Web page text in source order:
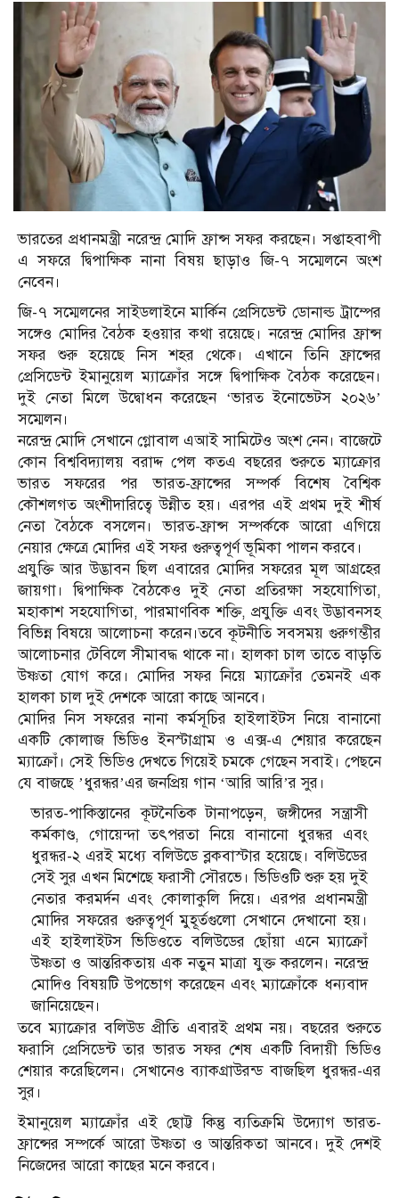
ভারতের প্রধানমন্ত্রী নরেন্দ্র মোদি ফ্রান্স সফর করছেন। সপ্তাহবাপী
এ সফরে দ্বিপাক্ষিক নানা বিষয় ছাড়াও জি-৭ সম্মেলনে অংশ
নেবেন।
জি-৭ সম্মেলনের সাইডলাইনে মার্কিন প্রেসিডেন্ট ডোনাল্ড ট্রাম্পের
সঙ্গেও মোদির বৈঠক হওয়ার কথা রয়েছে। নরেন্দ্র মোদির ফ্রান্স
সফর শুরু হয়েছে নিস শহর থেকে। এখানে তিনি ফ্রান্সের
প্রেসিডেন্ট ইমানুয়েল ম্যাক্রোঁর সঙ্গে দ্বিপাক্ষিক বৈঠক করেছেন।
দুই নেতা মিলে উদ্বোধন করেছেন ‘ভারত ইনোভেটস ২০২৬’
সম্মেলন।
নরেন্দ্র মোদি সেখানে গ্লোবাল এআই সামিটেও অংশ নেন। বাজেটে
কোন বিশ্ববিদ্যালয় বরাদ্দ পেল কতএ বছরের শুরুতে ম্যাক্রোর
ভারত সফরের পর ভারত-ফ্রান্সের সম্পর্ক বিশেষ বৈশ্বিক
কৌশলগত অংশীদারিত্বে উন্নীত হয়। এরপর এই প্রথম দুই শীর্ষ
নেতা বৈঠকে বসলেন। ভারত-ফ্রান্স সম্পর্ককে আরো এগিয়ে
নেয়ার ক্ষেত্রে মোদির এই সফর গুরুত্বপূর্ণ ভূমিকা পালন করবে।
প্রযুক্তি আর উদ্ভাবন ছিল এবারের মোদির সফরের মূল আগ্রহের
জায়গা। দ্বিপাক্ষিক বৈঠকেও দুই নেতা প্রতিরক্ষা সহযোগিতা,
মহাকাশ সহযোগিতা, পারমাণবিক শক্তি, প্রযুক্তি এবং উদ্ভাবনসহ
বিভিন্ন বিষয়ে আলোচনা করেন।তবে কূটনীতি সবসময় গুরুগম্ভীর
আলোচনার টেবিলে সীমাবদ্ধ থাকে না। হালকা চাল তাতে বাড়তি
উষ্ণতা যোগ করে। মোদির সফর নিয়ে ম্যাক্রোঁর তেমনই এক
হালকা চাল দুই দেশকে আরো কাছে আনবে।
মোদির নিস সফরের নানা কর্মসূচির হাইলাইটস নিয়ে বানানো
একটি কোলাজ ভিডিও ইনস্টাগ্রাম ও এক্স-এ শেয়ার করেছেন
ম্যাক্রোঁ। সেই ভিডিও দেখতে গিয়েই চমকে গেছেন সবাই। পেছনে
যে বাজছে ’ধুরন্ধর’এর জনপ্রিয় গান ‘আরি আরি’র সুর।
ভারত-পাকিস্তানের কূটনৈতিক টানাপড়েন, জঙ্গীদের সন্ত্রাসী
কর্মকাণ্ড, গোয়েন্দা তৎপরতা নিয়ে বানানো ধুরন্ধর এবং
ধুরন্ধর-২ এরই মধ্যে বলিউডে ব্লকবাস্টার হয়েছে। বলিউডের
সেই সুর এখন মিশেছে ফরাসী সৌরভে। ভিডিওটি শুরু হয় দুই
নেতার করমর্দন এবং কোলাকুলি দিয়ে। এরপর প্রধানমন্ত্রী
মোদির সফরের গুরুত্বপূর্ণ মুহূর্তগুলো সেখানে দেখানো হয়।
এই হাইলাইটস ভিডিওতে বলিউডের ছোঁয়া এনে ম্যাক্রোঁ
উষ্ণতা ও আন্তরিকতায় এক নতুন মাত্রা যুক্ত করলেন। নরেন্দ্র
মোদিও বিষয়টি উপভোগ করেছেন এবং ম্যাক্রোঁকে ধন্যবাদ
জানিয়েছেন।
তবে ম্যাক্রোর বলিউড প্রীতি এবারই প্রথম নয়। বছরের শুরুতে
ফরাসি প্রেসিডেন্ট তার ভারত সফর শেষ একটি বিদায়ী ভিডিও
শেয়ার করেছিলেন। সেখানেও ব্যাকগ্রাউরন্ড বাজছিল ধুরন্ধর-এর
সুর।
ইমানুয়েল ম্যাক্রোঁর এই ছোট্ট কিন্তু ব্যতিক্রমি উদ্যোগ ভারত-
ফ্রান্সের সম্পর্কে আরো উষ্ণতা ও আন্তরিকতা আনবে। দুই দেশই
নিজেদের আরো কাছের মনে করবে।